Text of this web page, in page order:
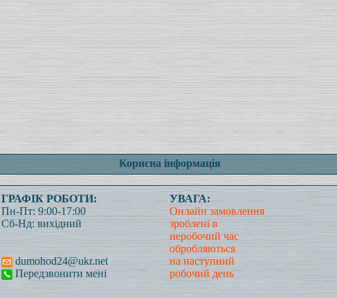
Корисна інформація
ГРАФІК РОБОТИ:
Пн-Пт: 9:00-17:00
Сб-Нд: вихідний
dumohod24@ukr.net
Передзвонити мені
УВАГА:
Онлайн замовлення
зроблені в
неробочий час
обробляються
на наступний
робочий день